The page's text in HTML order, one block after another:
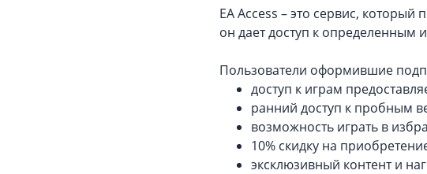
EA Access – это сервис, который
он дает доступ к определенным
Пользователи оформившие
доступ к играм
ранний доступ к пробным
возможность играть в
10% скидку на
эксклюзивный контент и